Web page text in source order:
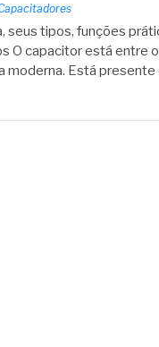
seus tipos, funções
O capacitor está entre
Está